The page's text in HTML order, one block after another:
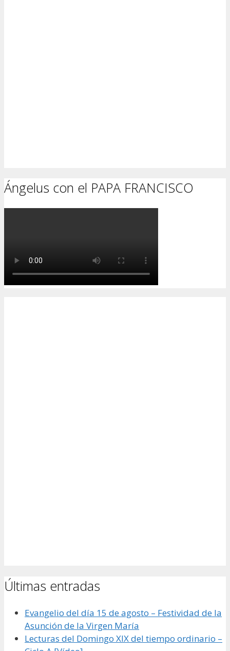
Ángelus con el PAPA FRANCISCO
Últimas entradas
Evangelio del día 15 de agosto – Festividad de la
Asunción de la Virgen María
Lecturas del Domingo XIX del tiempo ordinario –